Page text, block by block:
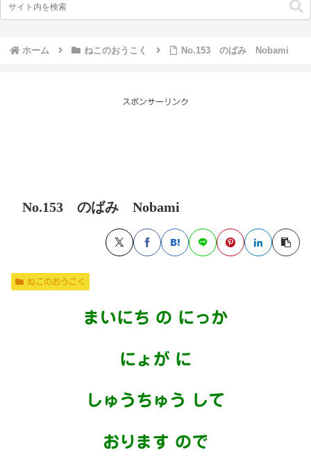
ホーム ねこのおうこく No.153 のばみ Nobami
スポンサーリンク
No.153 のばみ Nobami
ねこのおうこく
まいにち の にっか
にょが に
しゅうちゅう して
おります ので